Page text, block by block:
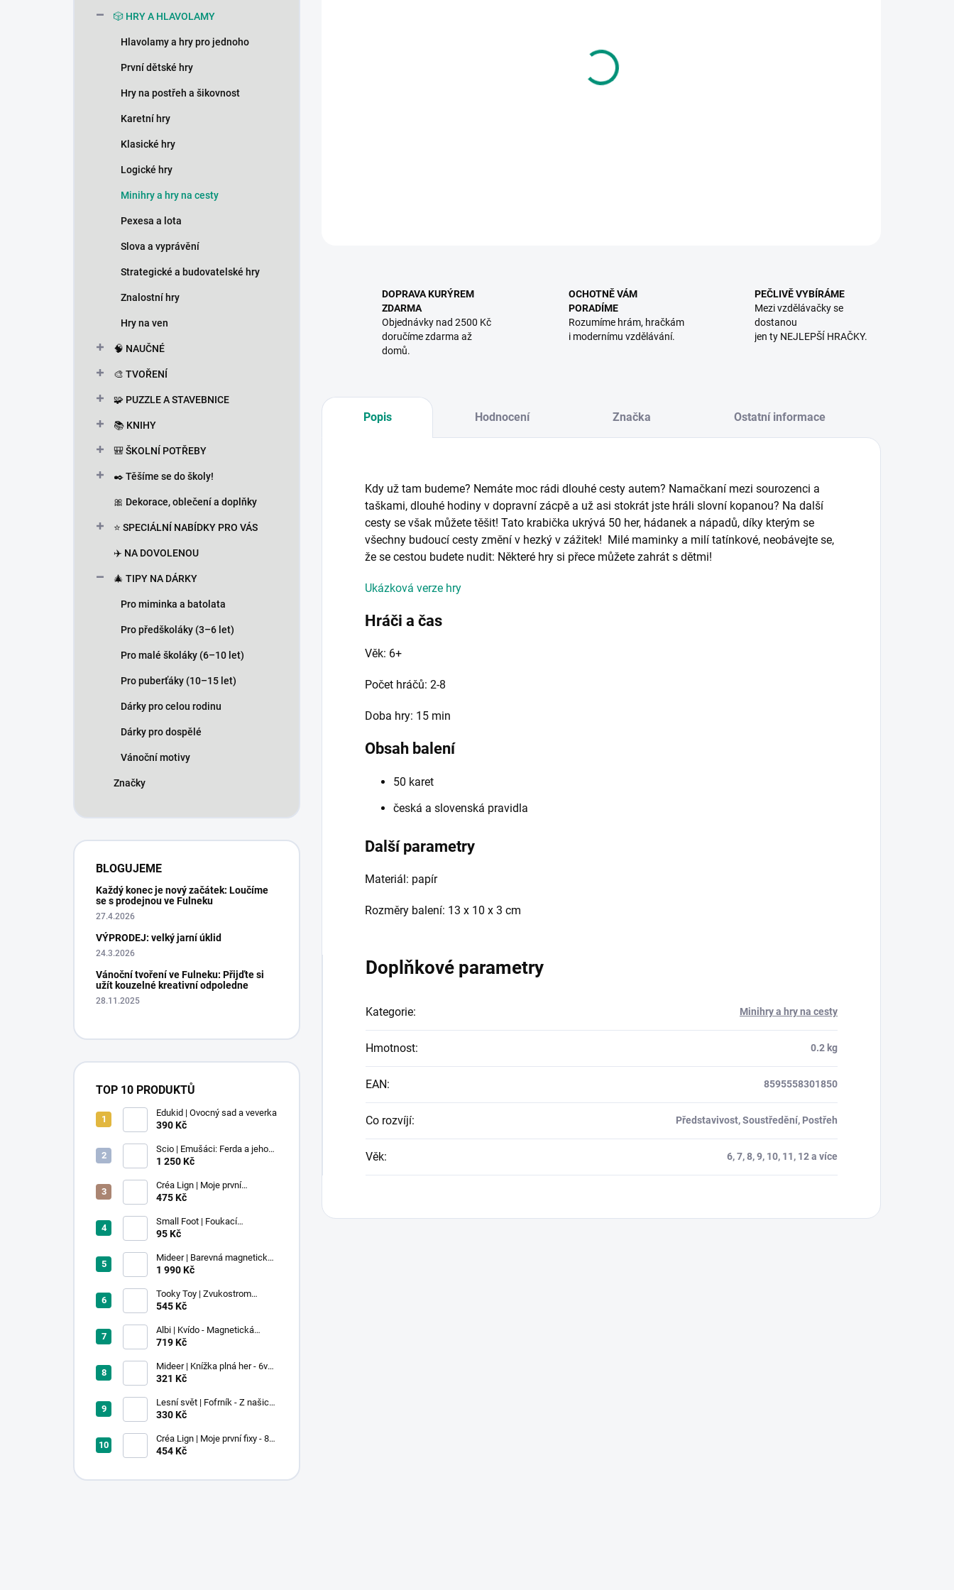
🎲 HRY A HLAVOLAMY
Hlavolamy a hry pro jednoho
První dětské hry
Hry na postřeh a šikovnost
Karetní hry
Klasické hry
Logické hry
Minihry a hry na cesty
Pexesa a lota
Slova a vyprávění
Strategické a budovatelské hry
Znalostní hry
Hry na ven
🧠 NAUČNÉ
🎨 TVOŘENÍ
🧩 PUZZLE A STAVEBNICE
📚 KNIHY
🎒 ŠKOLNÍ POTŘEBY
✒️ Těšíme se do školy!
🎀 Dekorace, oblečení a doplňky
⭐ SPECIÁLNÍ NABÍDKY PRO VÁS
✈️ NA DOVOLENOU
🎄 TIPY NA DÁRKY
Pro miminka a batolata
Pro předškoláky (3–6 let)
Pro malé školáky (6–10 let)
Pro puberťáky (10–15 let)
Dárky pro celou rodinu
Dárky pro dospělé
Vánoční motivy
Značky
BLOGUJEME
Každý konec je nový začátek: Loučíme
se s prodejnou ve Fulneku
27.4.2026
VÝPRODEJ: velký jarní úklid
24.3.2026
Vánoční tvoření ve Fulneku: Přijďte si
užít kouzelné kreativní odpoledne
28.11.2025
TOP 10 PRODUKTŮ
Edukid | Ovocný sad a veverka
390 Kč
Scio | Emušáci: Ferda a jeho
mouchy (1. díl)
1 250 Kč
Créa Lign | Moje první
voskovky - 9 ks
475 Kč
Small Foot | Foukací
lokomotiva s balonkem 1 ks
95 Kč
Mideer | Barevná magnetická
stavebnice - 100 ks
1 990 Kč
Tooky Toy | Zvukostrom
Pastel
545 Kč
Albi | Kvído - Magnetická
zvířátka: Farma
719 Kč
Mideer | Knížka plná her - 6v1 -
Dobrodružství v muzeu
321 Kč
Lesní svět | Fofrník - Z našich
lesů
330 Kč
Créa Lign | Moje první fixy - 8
ks
454 Kč
MOŽNOSTI DORUČENÍ
DOPRAVA KURÝREM
ZDARMA
Objednávky nad 2500 Kč
doručíme zdarma až
domů.
OCHOTNĚ VÁM
PORADÍME
Rozumíme hrám, hračkám
i modernímu vzdělávání.
PEČLIVĚ VYBÍRÁME
Mezi vzdělávačky se
dostanou
jen ty NEJLEPŠÍ HRAČKY.
Popis Hodnocení Značka Ostatní informace
Kdy už tam budeme? Nemáte moc rádi dlouhé cesty autem? Namačkaní mezi sourozenci a
taškami, dlouhé hodiny v dopravní zácpě a už asi stokrát jste hráli slovní kopanou? Na další
cesty se však můžete těšit! Tato krabička ukrývá 50 her, hádanek a nápadů, díky kterým se
všechny budoucí cesty změní v hezký v zážitek! Milé maminky a milí tatínkové, neobávejte se,
že se cestou budete nudit: Některé hry si přece můžete zahrát s dětmi!
Ukázková verze hry
Hráči a čas
Věk: 6+
Počet hráčů: 2-8
Doba hry: 15 min
Obsah balení
50 karet
česká a slovenská pravidla
Další parametry
Materiál: papír
Rozměry balení: 13 x 10 x 3 cm
Doplňkové parametry
Kategorie: Minihry a hry na cesty
Hmotnost: 0.2 kg
EAN: 8595558301850
Co rozvíjí: Představivost, Soustředění, Postřeh
Věk: 6, 7, 8, 9, 10, 11, 12 a více